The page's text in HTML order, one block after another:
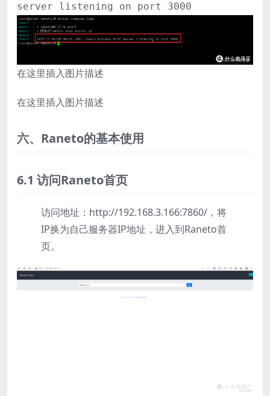
server listening on port 3000
在这里插入图片描述
在这里插入图片描述
六、Raneto的基本使用
6.1 访问Raneto首页
访问地址：http://192.168.3.166:7860/，将
IP换为自己服务器IP地址，进入到Raneto首
页。